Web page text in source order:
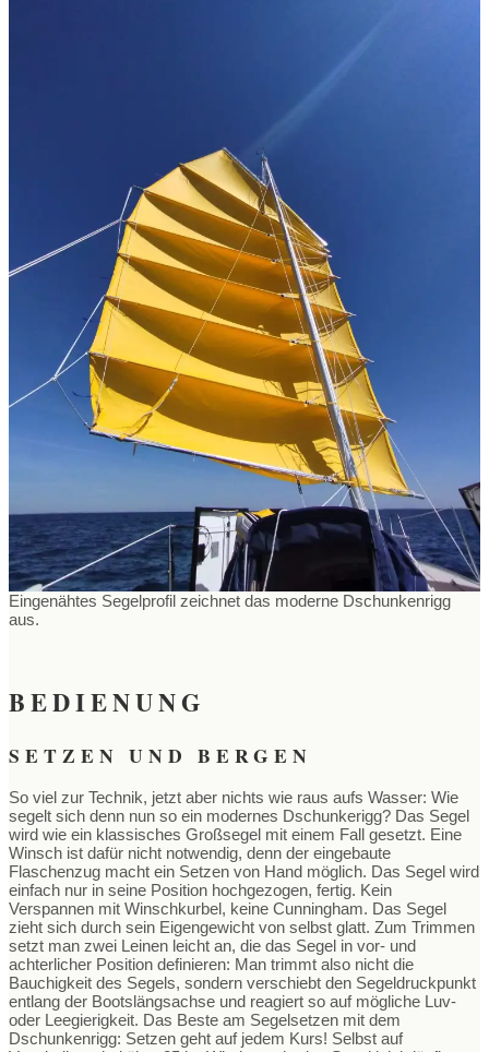
Eingenähtes Segelprofil zeichnet das moderne Dschunkenrigg
aus.
BEDIENUNG
SETZEN UND BERGEN
So viel zur Technik, jetzt aber nichts wie raus aufs Wasser: Wie
segelt sich denn nun so ein modernes Dschunkerigg? Das Segel
wird wie ein klassisches Großsegel mit einem Fall gesetzt. Eine
Winsch ist dafür nicht notwendig, denn der eingebaute
Flaschenzug macht ein Setzen von Hand möglich. Das Segel wird
einfach nur in seine Position hochgezogen, fertig. Kein
Verspannen mit Winschkurbel, keine Cunningham. Das Segel
zieht sich durch sein Eigengewicht von selbst glatt. Zum Trimmen
setzt man zwei Leinen leicht an, die das Segel in vor- und
achterlicher Position definieren: Man trimmt also nicht die
Bauchigkeit des Segels, sondern verschiebt den Segeldruckpunkt
entlang der Bootslängsachse und reagiert so auf mögliche Luv-
oder Leegierigkeit. Das Beste am Segelsetzen mit dem
Dschunkenrigg: Setzen geht auf jedem Kurs! Selbst auf